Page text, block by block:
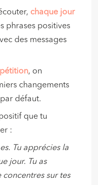
chaque jour
phrases positives
des messages
, on
changements
défaut.
que tu
:
Tu apprécies la
jour. Tu as
concentres sur tes